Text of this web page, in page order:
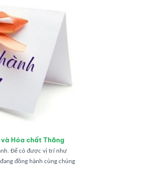
Hóa chất Thăng
Để có được vị trí như
đồng hành cùng chúng